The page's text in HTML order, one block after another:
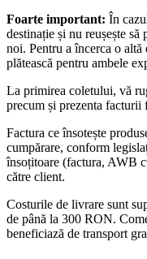
Foarte important: În
destinație și nu reușește
noi. Pentru a încerca o altă
plătească pentru ambele
La primirea coletului, vă
precum și prezenta facturii
Factura ce însotește
cumpărare, conform
însoțitoare (factura, AWB
către client.
Costurile de livrare sunt
de până la 300 RON.
beneficiază de transport